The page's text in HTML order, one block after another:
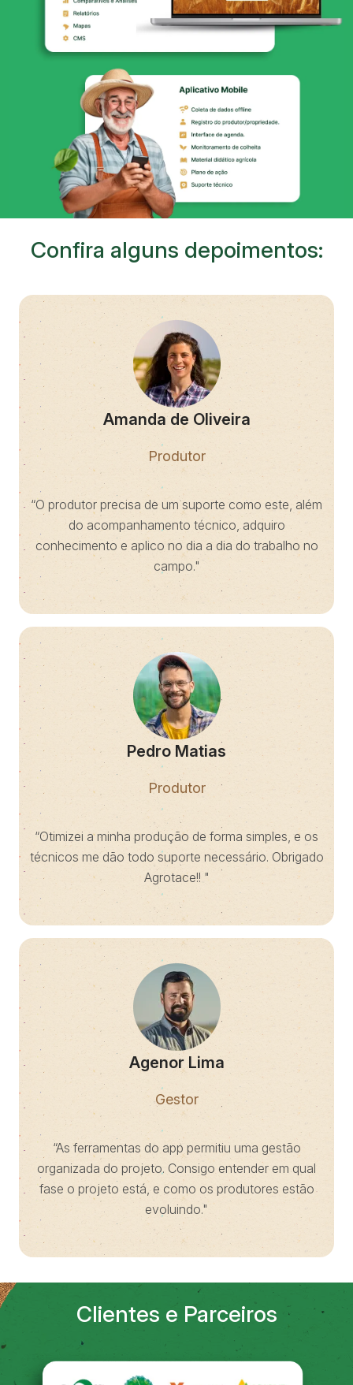
Confira alguns depoimentos:
Amanda de Oliveira
Produtor
“O produtor precisa de um suporte como este, além
do acompanhamento técnico, adquiro
conhecimento e aplico no dia a dia do trabalho no
campo."
Pedro Matias
Produtor
“Otimizei a minha produção de forma simples, e os
técnicos me dão todo suporte necessário. Obrigado
Agrotace!! "
Agenor Lima
Gestor
“As ferramentas do app permitiu uma gestão
organizada do projeto. Consigo entender em qual
fase o projeto está, e como os produtores estão
evoluindo."
Clientes e Parceiros